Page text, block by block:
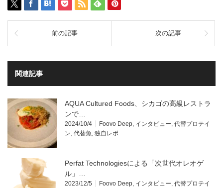
前の記事 次の記事
関連記事
AQUA Cultured Foods、シカゴの高級レストラ
ンで…
2024/10/4 Foovo Deep, インタビュー, 代替プロテイ
ン, 代替魚, 独自レポ
Perfat Technologiesによる「次世代オレオゲ
ル」…
2023/12/5 Foovo Deep, インタビュー, 代替プロテイ